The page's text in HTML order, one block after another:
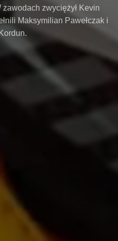
zwyciężył Kevin
Maksymilian Pawełczak i